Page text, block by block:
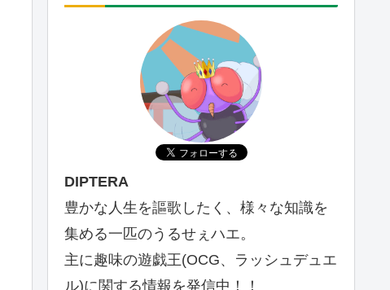
DIPTERA
豊かな人生を謳歌したく、様々な知識を
集める一匹のうるせぇハエ。
主に趣味の遊戯王(OCG、ラッシュデュエ
ル)に関する情報を発信中！！